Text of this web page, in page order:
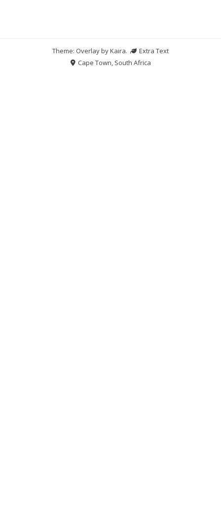
Theme: Overlay byKaira.
Extra Text
Cape Town, South Africa